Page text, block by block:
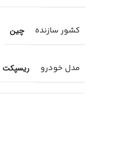
کشور سازنده چین
مدل خودرو ریسپکت